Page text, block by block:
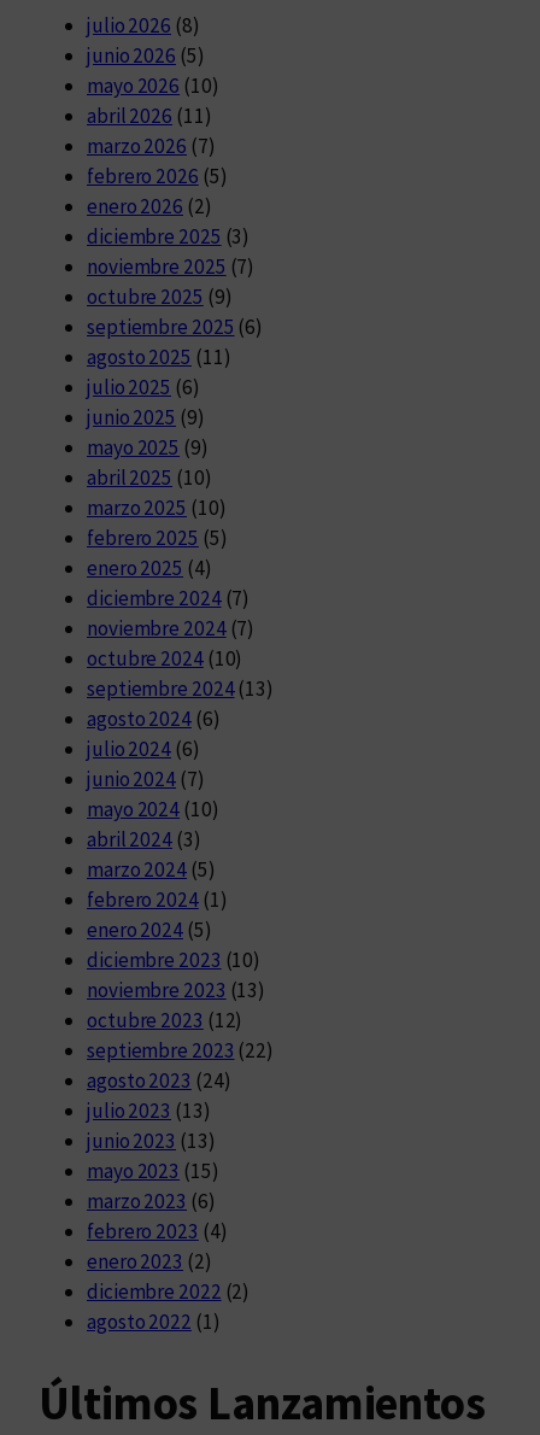
julio 2026 (8)
junio 2026 (5)
mayo 2026 (10)
abril 2026 (11)
marzo 2026 (7)
febrero 2026 (5)
enero 2026 (2)
diciembre 2025 (3)
noviembre 2025 (7)
octubre 2025 (9)
septiembre 2025 (6)
agosto 2025 (11)
julio 2025 (6)
junio 2025 (9)
mayo 2025 (9)
abril 2025 (10)
marzo 2025 (10)
febrero 2025 (5)
enero 2025 (4)
diciembre 2024(7)
noviembre 2024(7)
octubre 2024(10)
septiembre 2024(13)
agosto 2024(6)
julio 2024 (6)
junio 2024 (7)
mayo 2024 (10)
abril 2024 (3)
marzo 2024 (5)
febrero 2024(1)
enero 2024 (5)
diciembre 2023 (10)
noviembre 2023 (13)
octubre 2023 (12)
septiembre 2023 (22)
agosto 2023 (24)
julio 2023 (13)
junio 2023 (13)
mayo 2023 (15)
marzo 2023 (6)
febrero 2023 (4)
enero 2023 (2)
diciembre 2022 (2)
agosto 2022 (1)
Últimos Lanzamientos